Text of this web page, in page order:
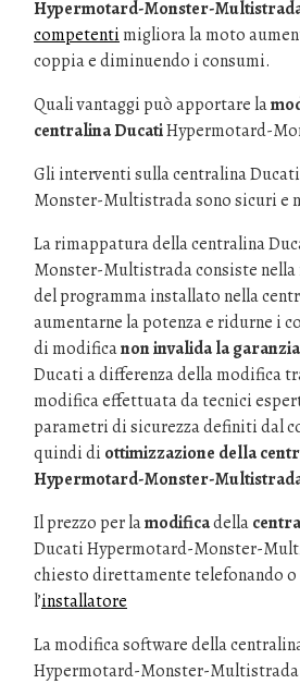
Hypermotard-Monster-
competenti migliora la moto
coppia e diminuendo i consumi.
Quali vantaggi può apportare la
centralina DucatiHypermotard-
Gli interventi sulla centralina
Monster-Multistrada sono sicuri e
La rimappatura della centralina
Monster-Multistrada consiste
del programma installato nella
aumentarne la potenza e ridurne i
di modificanon invalida la garanzia
Ducati a differenza della modifica
modifica effettuata da tecnici
parametri di sicurezza definiti dal
quindi di ottimizzazione della
Hypermotard-Monster-
Il prezzo per lamodificadella
Ducati Hypermotard-Monster-
chiesto direttamente telefonando
l’installatore
La modifica software della
Hypermotard-Monster-